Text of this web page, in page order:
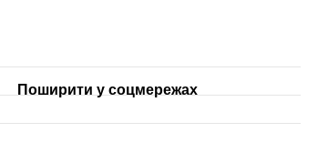
Поширити у соцмережах